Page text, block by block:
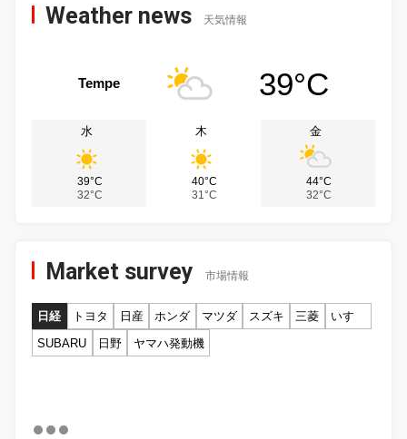
Weather news 天気情報
Tempe 39°C
水
39°C
32°C
木
40°C
31°C
金
44°C
32°C
Market survey 市場情報
日経 トヨタ 日産 ホンダ マツダ スズキ 三菱
いすゞ
SUBARU
日野 ヤマハ発動機